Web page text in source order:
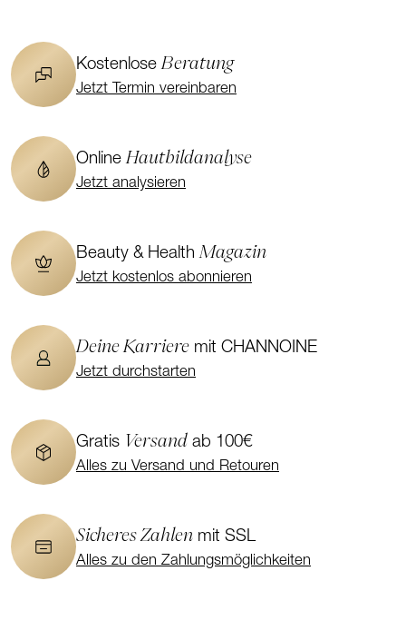
KostenloseBeratung
Jetzt Termin vereinbaren
OnlineHautbildanalyse
Jetzt analysieren
Beauty & HealthMagazin
Jetzt kostenlos abonnieren
Deine Karriere mit CHANNOINE
Jetzt durchstarten
Gratis Versand ab 100€
Alles zu Versand und Retouren
Sicheres Zahlen mit SSL
Alles zu den Zahlungsmöglichkeiten